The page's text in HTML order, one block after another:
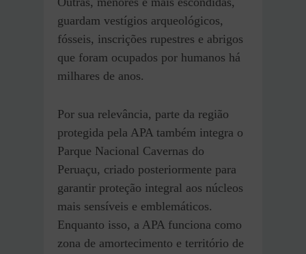
guardam vestígios arqueológicos,
fósseis, inscrições rupestres e abrigos
que foram ocupados por humanos há
milhares de anos.
Por sua relevância, parte da região
protegida pela APA também integra o
Parque Nacional Cavernas do
Peruaçu, criado posteriormente para
garantir proteção integral aos núcleos
mais sensíveis e emblemáticos.
Enquanto isso, a APA funciona como
zona de amortecimento e território de